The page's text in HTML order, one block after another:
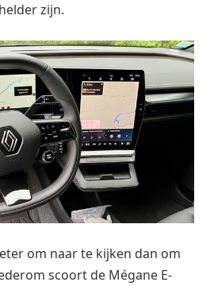
zijn.
om naar te kijken dan om
scoort de Mégane E-